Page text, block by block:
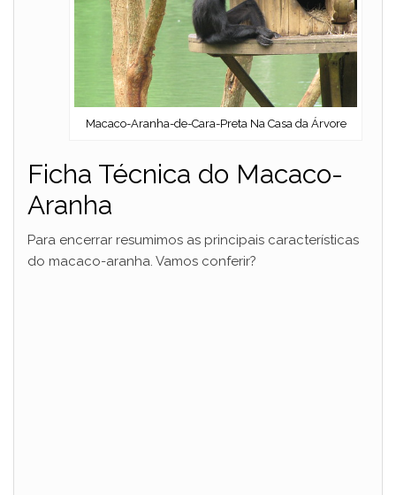
Macaco-Aranha-de-Cara-Preta Na Casa da Árvore
Ficha Técnica do Macaco-
Aranha
Para encerrar resumimos as principais características
do macaco-aranha. Vamos conferir?